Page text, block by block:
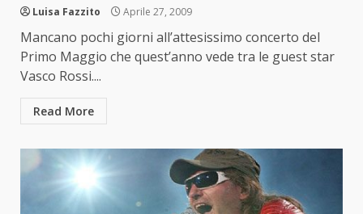
Luisa Fazzito Aprile 27, 2009
Mancano pochi giorni all’attesissimo concerto del
Primo Maggio che quest’anno vede tra le guest star
Vasco Rossi....
Read More